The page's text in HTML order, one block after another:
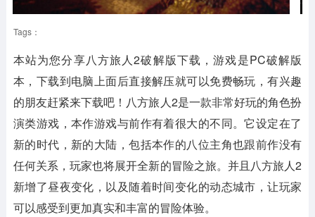
Tags：
本站为您分享八方旅人2破解版下载，游戏是PC破解版
本，下载到电脑上面后直接解压就可以免费畅玩，有兴趣
的朋友赶紧来下载吧！八方旅人2是一款非常好玩的角色扮
演类游戏，本作游戏与前作有着很大的不同。它设定在了
新的时代，新的大陆，包括本作的八位主角也跟前作没有
任何关系，玩家也将展开全新的冒险之旅。并且八方旅人2
新增了昼夜变化，以及随着时间变化的动态城市，让玩家
可以感受到更加真实和丰富的冒险体验。